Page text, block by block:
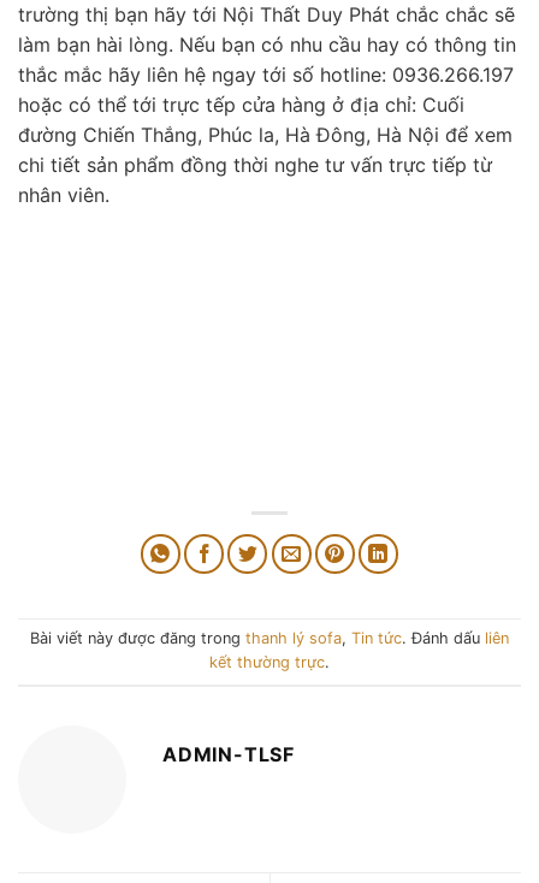
trường thị bạn hãy tới Nội Thất Duy Phát chắc chắc sẽ
làm bạn hài lòng. Nếu bạn có nhu cầu hay có thông tin
thắc mắc hãy liên hệ ngay tới số hotline: 0936.266.197
hoặc có thể tới trực tếp cửa hàng ở địa chỉ: Cuối
đường Chiến Thắng, Phúc la, Hà Đông, Hà Nội để xem
chi tiết sản phẩm đồng thời nghe tư vấn trực tiếp từ
nhân viên.
Bài viết này được đăng trong thanh lý sofa, Tin tức. Đánh dấu liên
kết thường trực.
ADMIN-TLSF